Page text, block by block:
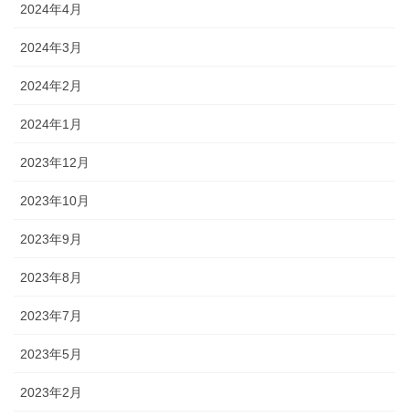
2024年4月
2024年3月
2024年2月
2024年1月
2023年12月
2023年10月
2023年9月
2023年8月
2023年7月
2023年5月
2023年2月